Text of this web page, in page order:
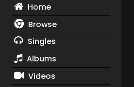
Home
Browse
Singles
Albums
Videos